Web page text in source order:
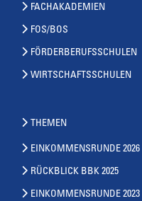
FACHAKADEMIEN
FOS/BOS
FÖRDERBERUFSSCHULEN
WIRTSCHAFTSSCHULEN
THEMEN
EINKOMMENSRUNDE 2026
RÜCKBLICK BBK 2025
EINKOMMENSRUNDE 2023